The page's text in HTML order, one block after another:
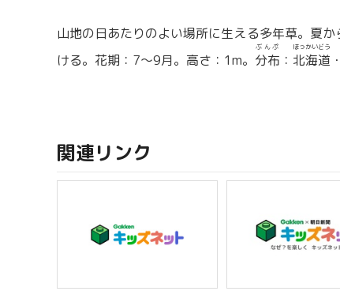
山地の日あたりのよい場所に生える多年草。夏か
ける。花期：7〜9月。高さ：1m。 分布
ぶんぷ
： 北海道
ほっかいどう
関連リンク